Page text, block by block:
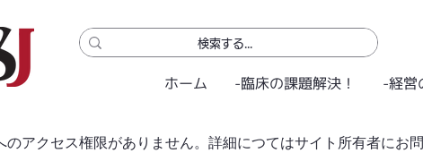
ホーム -臨床の課題解決！ -経営
のアクセス権限がありません。詳細につてはサイト所有者にお